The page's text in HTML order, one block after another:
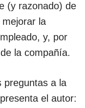
(y razonado) de
la
y, por
la compañía.
preguntas a la
el autor: